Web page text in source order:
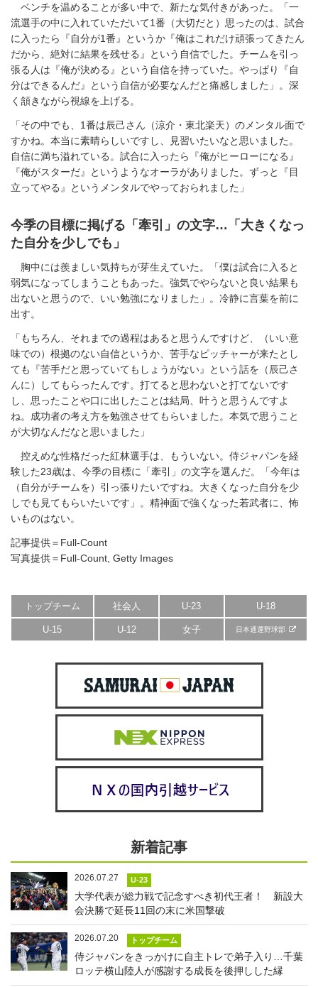
ベンチを温めることが多い中で、新たな気付きがあった。「一
流選手の中に入れていただいて1番（大切だと）思ったのは、試合
に入ったら『自分が1番』というか『俺はこれだけ頑張ってきたん
だから、絶対に結果を残せる』という自信でした。チームを引っ
張る人は『俺が決める』という自信を持っていた。やっぱり『自
分はできるんだ』という自信が必要なんだと痛感しました」。深
く頷きながら視線を上げる。
「その中でも、1番は辰己さん（涼介・東北楽天）のメンタル面で
すかね。本当に素晴らしいですし、見習いたいなと思いました。
自信に満ち溢れている。試合に入ったら『俺がヒーローになる』
『俺がスターだ』というようなオーラがありました。ずっと『目
立ってやる』というメンタルでやっておられました」
今季の目標に掲げる「牽引」の文字…「大きくなっ
た自分を少しでも」
胸中には羨ましい気持ちが芽生えていた。「僕は試合に入ると
弱気になってしまうこともあった。強気でやらないと良い結果も
出ないと思うので、いい勉強になりました」。冷静に言葉を前に
出す。
「もちろん、それまでの過程はあると思うんですけど、（いい意
味での）根拠のない自信というか、苦手なピッチャーが来たとし
ても『苦手だと思っていてもしょうがない』という話を（辰己さ
んに）してもらったんです。打てると思わないと打てないです
し、思ったことや口に出したことは結局、叶うと思うんですよ
ね。成功者の考え方を勉強させてもらいました。本気で思うこと
が大切なんだなと思いました」
控えめな性格だった紅林選手は、もういない。侍ジャパンを経
験した23歳は、今季の目標に「牽引」の文字を選んだ。「今年は
（自分がチームを）引っ張りたいですね。大きくなった自分を少
しでも見てもらいたいです」。精神面で強くなった若武者に、怖
いものはない。
記事提供＝Full-Count
写真提供＝Full-Count, Getty Images
トップチーム 社会人 U-23 U-18
U-15 U-12 女子 日本通運野球部
新着記事
2026.07.27 U-23
大学代表が総力戦で記念すべき初代王者！ 新設大
会決勝で延長11回の末に米国撃破
2026.07.20 トップチーム
侍ジャパンをきっかけに自主トレで弟子入り…千葉
ロッテ横山陸人が感謝する成長を後押しした縁